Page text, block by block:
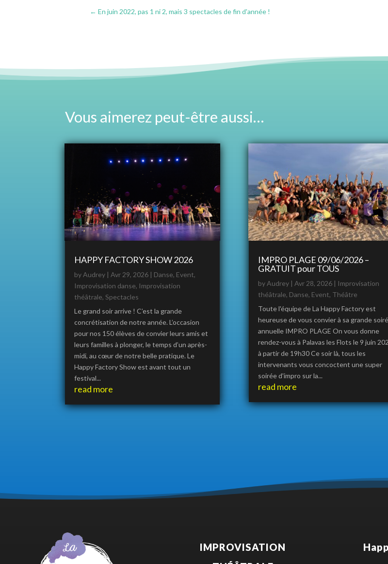
←En juin 2022, pas 1 ni 2, mais 3 spectacles de fin d'année !
Vous aimerez peut-être aussi…
HAPPY FACTORY SHOW 2026
byAudrey |Avr 29, 2026 | Danse, Event,
Improvisation danse, Improvisation
théâtrale,Spectacles
Le grand soir arrive ! C’est la grande
concrétisation de notre année. L’occasion
pour nos 150 élèves de convier leurs amis et
leurs familles à plonger, le temps d’un après-
midi, au cœur de notre belle pratique. Le
Happy Factory Show est avant tout un
festival...
read more
IMPRO PLAGE 09/06/2026 –
GRATUIT pour TOUS
byAudrey| Avr 28, 2026| Improvisation
théâtrale, Danse, Event, Théâtre
Toute l'équipe de La Happy Factory est
heureuse de vous convier à sa grande
annuelle IMPRO PLAGE On vous donne
rendez-vous à Palavas les Flots le 9 juin
à partir de 19h30 Ce soir là, tous les
intervenants vous concoctent une super
soirée d'impro sur la...
read more
IMPROVISATION